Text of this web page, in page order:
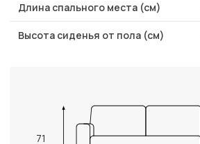
Длина спального места (см)
Высота сиденья от пола (см)
71